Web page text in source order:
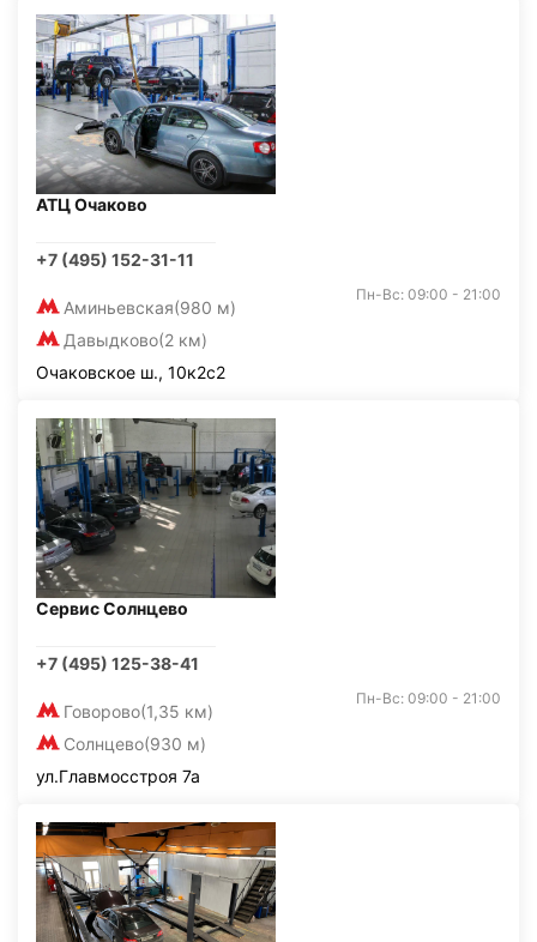
АТЦ Очаково
+7 (495) 152-31-11
Аминьевская(980 м)
Давыдково(2 км)
Пн-Вс: 09:00 - 21:00
Очаковское ш., 10к2с2
Сервис Солнцево
+7 (495) 125-38-41
Говорово(1,35 км)
Солнцево(930 м)
Пн-Вс: 09:00 - 21:00
ул.Главмосстроя 7а